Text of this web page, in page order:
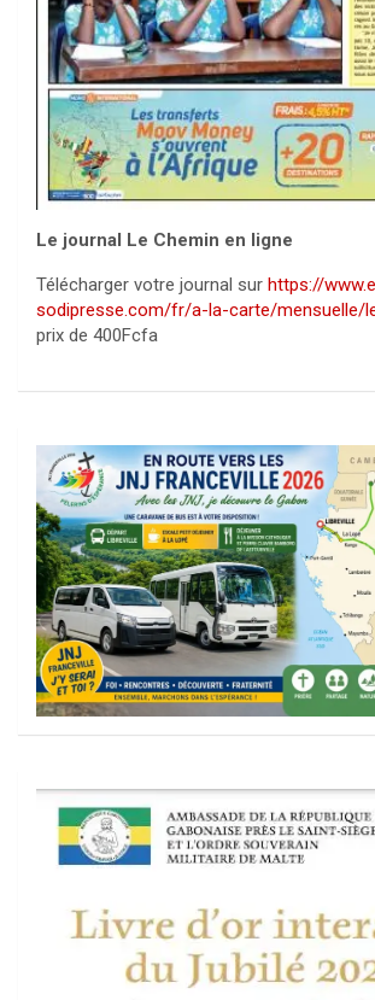
Le journal Le Chemin en ligne
Télécharger votre journal sur https://
sodipresse.com/fr/a-la-carte/mensuelle/
prix de 400Fcfa